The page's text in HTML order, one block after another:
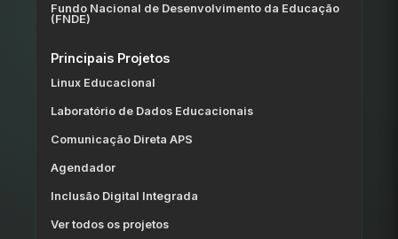
Fundo Nacional de Desenvolvimento da Educação
(FNDE)
Principais Projetos
Linux Educacional
Laboratório de Dados Educacionais
Comunicação Direta APS
Agendador
Inclusão Digital Integrada
Ver todos os projetos